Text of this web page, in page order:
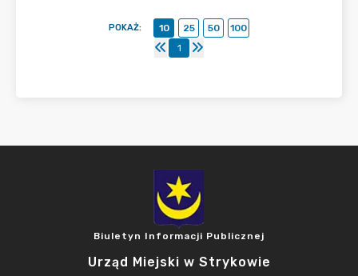
POKAŻ: 10 25 50
100
1
Biuletyn Informacji Publicznej
Urząd Miejski w Strykowie